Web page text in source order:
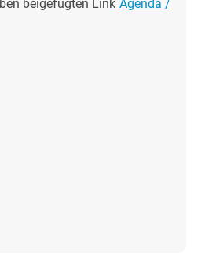
beigefügten Link Agenda /